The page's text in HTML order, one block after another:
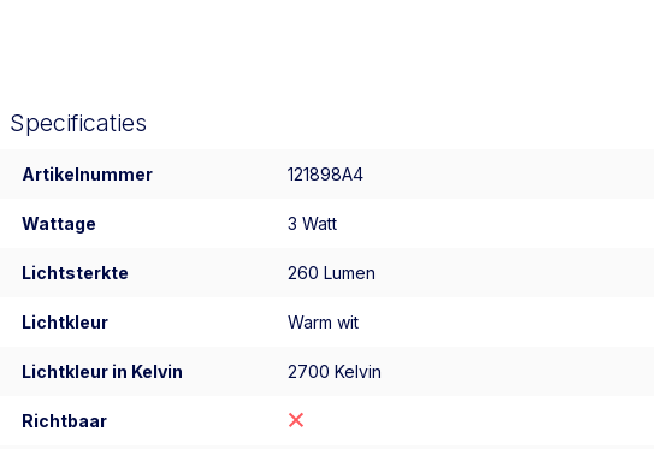
Specificaties
Artikelnummer 121898A4
Wattage 3 Watt
Lichtsterkte 260 Lumen
Lichtkleur Warm wit
Lichtkleur in Kelvin 2700 Kelvin
Richtbaar